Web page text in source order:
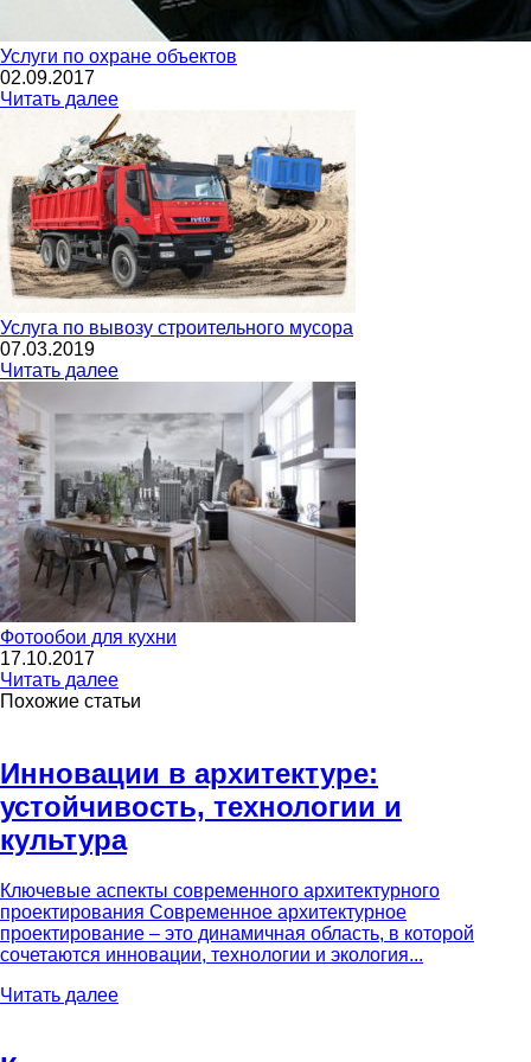
Услуги по охране объектов
02.09.2017
Читать далее
Услуга по вывозу строительного мусора
07.03.2019
Читать далее
Фотообои для кухни
17.10.2017
Читать далее
Похожие статьи
Инновации в архитектуре:
устойчивость, технологии и
культура
Ключевые аспекты современного архитектурного
проектирования Современное архитектурное
проектирование – это динамичная область, в которой
сочетаются инновации, технологии и экология...
Читать далее